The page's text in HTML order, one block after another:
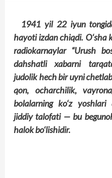
1941 yil 22 iyun
hayoti izdan chiqdi. O‘sha
radiokarnaylar “Urush
dahshatli xabarni
judolik hech bir uyni
qon, ocharchilik,
bolalarning ko‘z yoshlari
jiddiy talofati — bu
halok bo‘lishidir.